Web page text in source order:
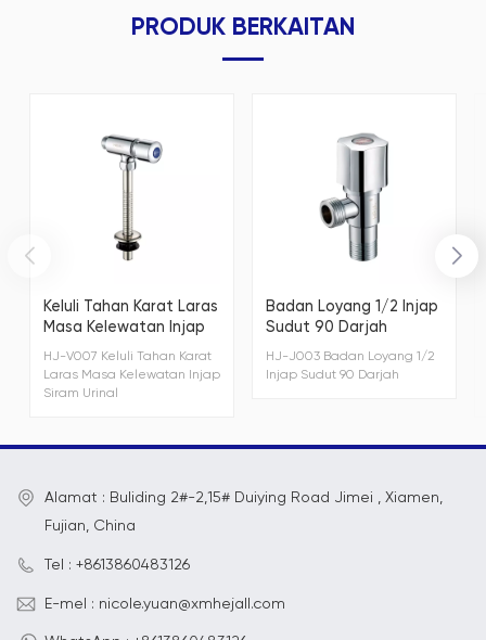
PRODUK BERKAITAN
Keluli Tahan Karat Laras
Masa Kelewatan Injap
Siram Urinal
HJ-V007 Keluli Tahan Karat
Laras Masa Kelewatan Injap
Siram Urinal
Badan Loyang 1/2 Injap
Sudut 90 Darjah
HJ-J003 Badan Loyang 1/2
Injap Sudut 90 Darjah
Alamat : Buliding 2#-2,15# Duiying Road Jimei , Xiamen,
Fujian, China
Tel : +8613860483126
E-mel : nicole.yuan@xmhejall.com